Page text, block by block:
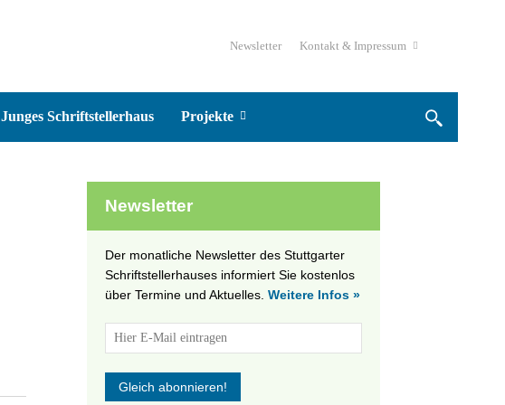
Newsletter Kontakt & Impressum
Junges Schriftstellerhaus Projekte
Newsletter
Der monatliche Newsletter des Stuttgarter
Schriftstellerhauses informiert Sie kostenlos
über Termine und Aktuelles. Weitere Infos »